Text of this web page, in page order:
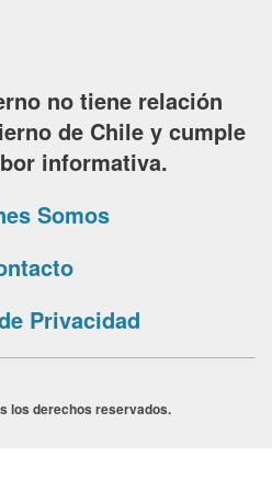
no tiene relación
de Chile y cumple
informativa.
Somos
Privacidad
los derechos reservados.